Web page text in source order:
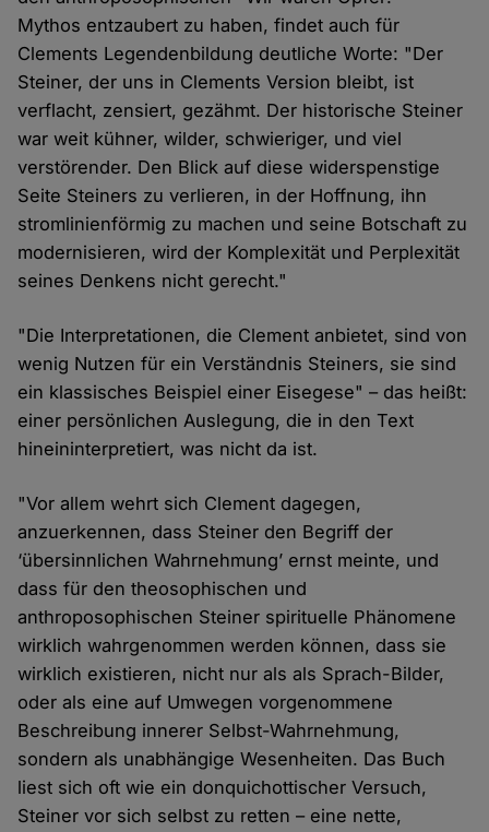
Mythos entzaubert zu haben, findet auch für
Clements Legendenbildung deutliche Worte: "Der
Steiner, der uns in Clements Version bleibt, ist
verflacht, zensiert, gezähmt. Der historische Steiner
war weit kühner, wilder, schwieriger, und viel
verstörender. Den Blick auf diese widerspenstige
Seite Steiners zu verlieren, in der Hoffnung, ihn
stromlinienförmig zu machen und seine Botschaft zu
modernisieren, wird der Komplexität und Perplexität
seines Denkens nicht gerecht."
"Die Interpretationen, die Clement anbietet, sind von
wenig Nutzen für ein Verständnis Steiners, sie sind
ein klassisches Beispiel einer Eisegese" – das heißt:
einer persönlichen Auslegung, die in den Text
hineininterpretiert, was nicht da ist.
"Vor allem wehrt sich Clement dagegen,
anzuerkennen, dass Steiner den Begriff der
‘übersinnlichen Wahrnehmung’ ernst meinte, und
dass für den theosophischen und
anthroposophischen Steiner spirituelle Phänomene
wirklich wahrgenommen werden können, dass sie
wirklich existieren, nicht nur als als Sprach-Bilder,
oder als eine auf Umwegen vorgenommene
Beschreibung innerer Selbst-Wahrnehmung,
sondern als unabhängige Wesenheiten. Das Buch
liest sich oft wie ein donquichottischer Versuch,
Steiner vor sich selbst zu retten – eine nette,